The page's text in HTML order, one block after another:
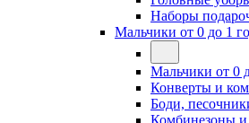
Наборы
Мальчики от 0 до 1
Мальчики от 0
Конверты и
Боди,
Комбинезоны